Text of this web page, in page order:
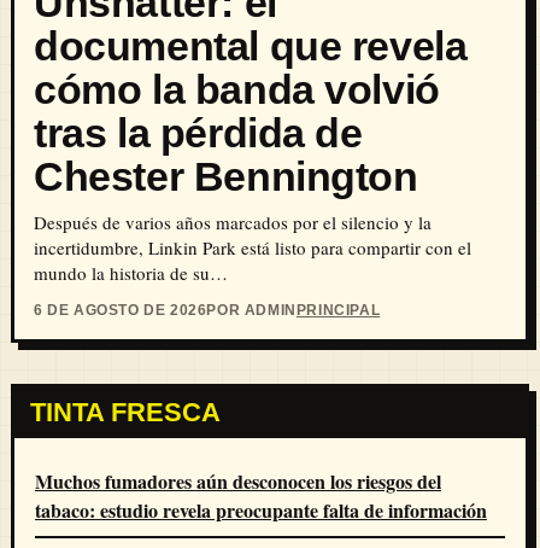
documental que revela
cómo la banda volvió
tras la pérdida de
Chester Bennington
Después de varios años marcados por el silencio y la
incertidumbre, Linkin Park está listo para compartir con el
mundo la historia de su…
6 DE AGOSTO DE 2026POR ADMIN PRINCIPAL
TINTA FRESCA
Muchos fumadores aún desconocen los riesgos del
tabaco: estudio revela preocupante falta de información